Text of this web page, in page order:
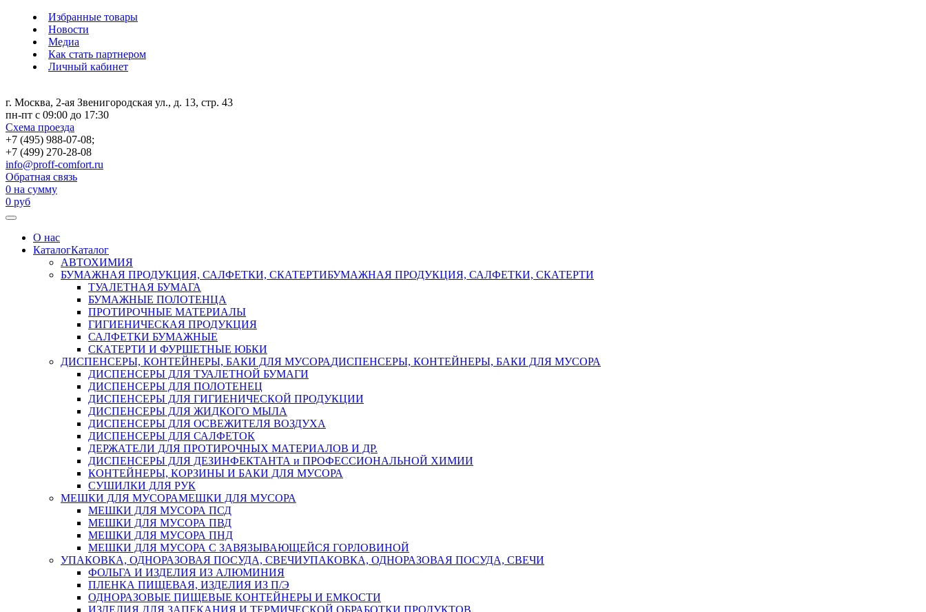
Избранные товары
Новости
Медиа
Как стать партнером
Личный кабинет
г. Москва, 2-ая Звенигородская ул., д. 13, стр. 43
пн-пт с 09:00 до 17:30
Схема проезда
+7 (495) 988-07-08;
+7 (499) 270-28-08
info@proff-comfort.ru
Обратная связь
0 на сумму
0 руб
О нас
КаталогКаталог
АВТОХИМИЯ
БУМАЖНАЯ ПРОДУКЦИЯ, САЛФЕТКИ, СКАТЕРТИБУМАЖНАЯ ПРОДУКЦИЯ, САЛФЕТКИ, СКАТЕРТИ
ТУАЛЕТНАЯ БУМАГА
БУМАЖНЫЕ ПОЛОТЕНЦА
ПРОТИРОЧНЫЕ МАТЕРИАЛЫ
ГИГИЕНИЧЕСКАЯ ПРОДУКЦИЯ
САЛФЕТКИ БУМАЖНЫЕ
СКАТЕРТИ И ФУРШЕТНЫЕ ЮБКИ
ДИСПЕНСЕРЫ, КОНТЕЙНЕРЫ, БАКИ ДЛЯ МУСОРАДИСПЕНСЕРЫ, КОНТЕЙНЕРЫ, БАКИ ДЛЯ МУСОРА
ДИСПЕНСЕРЫ ДЛЯ ТУАЛЕТНОЙ БУМАГИ
ДИСПЕНСЕРЫ ДЛЯ ПОЛОТЕНЕЦ
ДИСПЕНСЕРЫ ДЛЯ ГИГИЕНИЧЕСКОЙ ПРОДУКЦИИ
ДИСПЕНСЕРЫ ДЛЯ ЖИДКОГО МЫЛА
ДИСПЕНСЕРЫ ДЛЯ ОСВЕЖИТЕЛЯ ВОЗДУХА
ДИСПЕНСЕРЫ ДЛЯ САЛФЕТОК
ДЕРЖАТЕЛИ ДЛЯ ПРОТИРОЧНЫХ МАТЕРИАЛОВ И ДР.
ДИСПЕНСЕРЫ ДЛЯ ДЕЗИНФЕКТАНТА и ПРОФЕССИОНАЛЬНОЙ ХИМИИ
КОНТЕЙНЕРЫ, КОРЗИНЫ И БАКИ ДЛЯ МУСОРА
СУШИЛКИ ДЛЯ РУК
МЕШКИ ДЛЯ МУСОРАМЕШКИ ДЛЯ МУСОРА
МЕШКИ ДЛЯ МУСОРА ПСД
МЕШКИ ДЛЯ МУСОРА ПВД
МЕШКИ ДЛЯ МУСОРА ПНД
МЕШКИ ДЛЯ МУСОРА С ЗАВЯЗЫВАЮЩЕЙСЯ ГОРЛОВИНОЙ
УПАКОВКА, ОДНОРАЗОВАЯ ПОСУДА, СВЕЧИУПАКОВКА, ОДНОРАЗОВАЯ ПОСУДА, СВЕЧИ
ФОЛЬГА И ИЗДЕЛИЯ ИЗ АЛЮМИНИЯ
ПЛЕНКА ПИЩЕВАЯ, ИЗДЕЛИЯ ИЗ П/Э
ОДНОРАЗОВЫЕ ПИЩЕВЫЕ КОНТЕЙНЕРЫ И ЕМКОСТИ
ИЗДЕЛИЯ ДЛЯ ЗАПЕКАНИЯ И ТЕРМИЧЕСКОЙ ОБРАБОТКИ ПРОДУКТОВ